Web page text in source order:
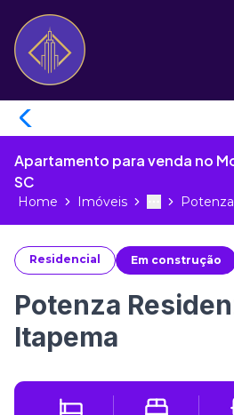
Apartamento para venda no
SC
Home Imóveis More
Toggle menu
Residencial Em construção
Potenza
Itapema